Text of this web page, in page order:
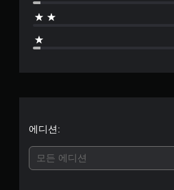
에디션:
모든 에디션